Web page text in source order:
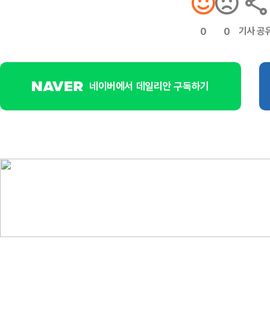
0 0 기사 공
네이버에서 데일리안 구독하기